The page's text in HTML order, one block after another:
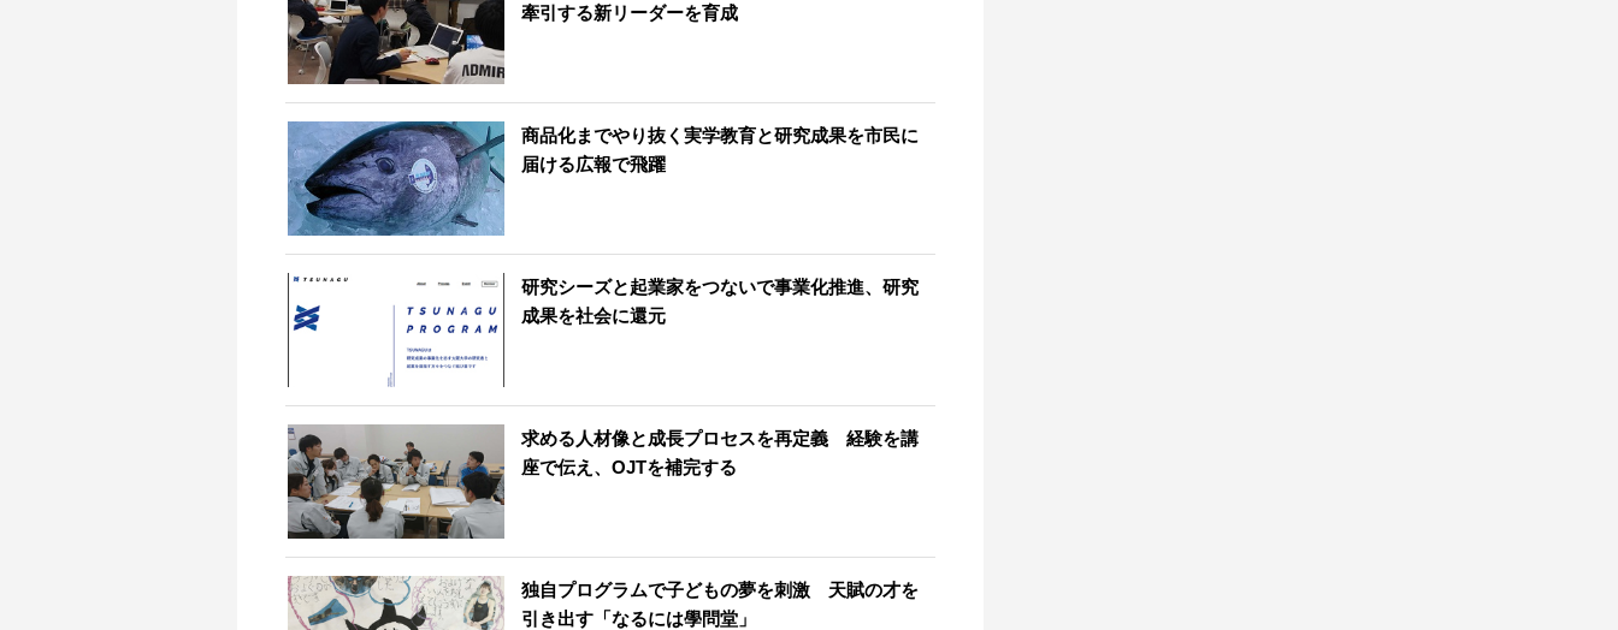
牽引する新リーダーを育成
商品化までやり抜く実学教育と研究成果を市民に
届ける広報で飛躍
研究シーズと起業家をつないで事業化推進、研究
成果を社会に還元
求める人材像と成長プロセスを再定義 経験を講
座で伝え、OJTを補完する
独自プログラムで子どもの夢を刺激 天賦の才を
引き出す「なるには學問堂」